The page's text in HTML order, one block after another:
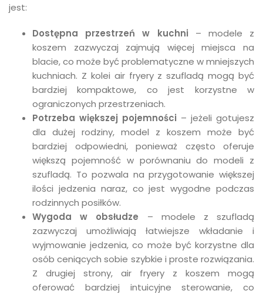
jest:
Dostępna przestrzeń w kuchni – modele z
koszem zazwyczaj zajmują więcej miejsca na
blacie, co może być problematyczne w mniejszych
kuchniach. Z kolei air fryery z szufladą mogą być
bardziej kompaktowe, co jest korzystne w
ograniczonych przestrzeniach.
Potrzeba większej pojemności – jeżeli gotujesz
dla dużej rodziny, model z koszem może być
bardziej odpowiedni, ponieważ często oferuje
większą pojemność w porównaniu do modeli z
szufladą. To pozwala na przygotowanie większej
ilości jedzenia naraz, co jest wygodne podczas
rodzinnych posiłków.
Wygoda w obsłudze – modele z szufladą
zazwyczaj umożliwiają łatwiejsze wkładanie i
wyjmowanie jedzenia, co może być korzystne dla
osób ceniących sobie szybkie i proste rozwiązania.
Z drugiej strony, air fryery z koszem mogą
oferować bardziej intuicyjne sterowanie, co